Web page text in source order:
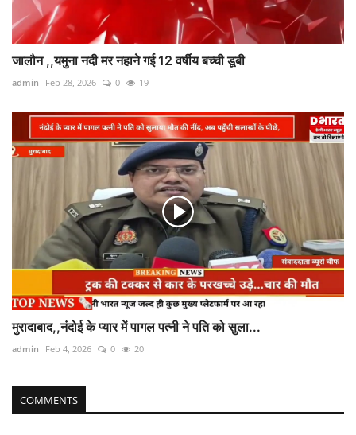
जालौन ,,यमुना नदी मर नहाने गई 12 वर्षीय बच्ची डूबी
admin Feb 28, 2026 0 19
मुरादाबाद,,नंदोई के प्यार में पागल पत्नी ने पति को सुला...
admin Feb 4, 2026 0 20
COMMENTS